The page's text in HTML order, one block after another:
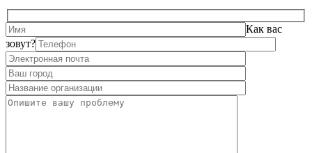
Как вас
зовут?